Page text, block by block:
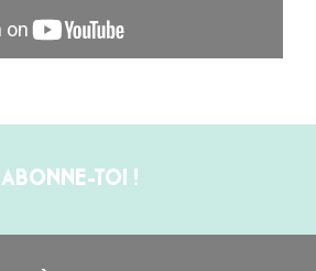
ABONNE-TOI !